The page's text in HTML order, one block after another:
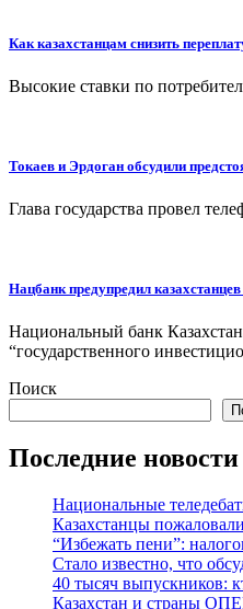
Как казахстанцам снизить
Высокие ставки по
Токаев и Эрдоган обсудили
Глава государства провел
Нацбанк предупредил
Национальный банк
“государственного
Поиск
Последние новости
Национальные
Казахстанцы
“Избежать пени”:
Стало известно, что
40 тысяч выпускников:
Казахстан и страны